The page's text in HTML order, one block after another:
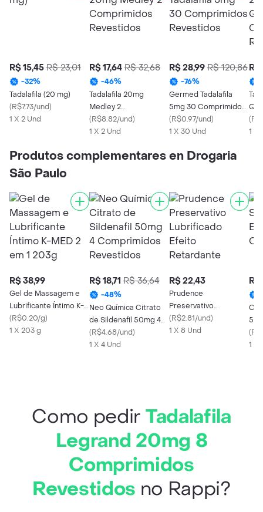
R$ 15,45 R$ 23,01
-32%
Tadalafila (20 mg)
(R$7.73/und)
1 X 2 Und
R$ 17,64 R$ 32,68
-46%
Tadalafila 20mg
Medley 2
Comprimidos
Revestidos
(R$8.82/und)
1 X 2 Und
R$ 28,99 R$ 120,86
-76%
Germed Tadalafila
5mg 30 Comprimidos
Revestidos
(R$0.97/und)
1 X 30 Und
R$
(
1 X
Produtos complementares en Drogaria
São Paulo
R$ 38,99
Gel de Massagem e
Lubrificante Íntimo K-
MED 2 em 1 203g
(R$0.20/g)
1 X 203 g
R$ 18,71 R$ 36,64
-48%
Neo Química Citrato
de Sildenafil 50mg 4
Comprimidos
Revestidos
(R$4.68/und)
1 X 4 Und
R$ 22,43
Prudence
Preservativo
Lubrificado Efeito
Retardante
(R$2.81/und)
1 X 8 Und
R$
(
1 X
Como pedir Tadalafila
Legrand 20mg 8
Comprimidos
Revestidos no Rappi?